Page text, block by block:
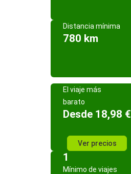
Distancia mínima
780 km
El viaje más
barato
Desde 18,98 €
Ver precios
1
Mínimo de viajes